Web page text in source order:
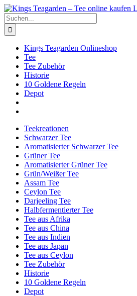
Zum
Inhalt
springen
Facebook
X
Instagram
Pinterest
Suche
nach:
Kings Teagarden Onlineshop
Tee
Tee Zubehör
Historie
10 Goldene Regeln
Depot
Teekreationen
Schwarzer Tee
Aromatisierter Schwarzer Tee
Grüner Tee
Aromatisierter Grüner Tee
Grün/Weißer Tee
Assam Tee
Ceylon Tee
Darjeeling Tee
Halbfermentierter Tee
Tee aus Afrika
Tee aus China
Tee aus Indien
Tee aus Japan
Tee aus Ceylon
Tee Zubehör
Historie
10 Goldene Regeln
Depot